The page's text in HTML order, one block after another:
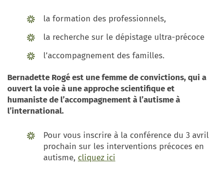
la formation des professionnels,
la recherche sur le dépistage ultra-précoce
l’accompagnement des familles.
Bernadette Rogé est une femme de convictions, qui a
ouvert la voie à une approche scientifique et
humaniste de l’accompagnement à l’autisme à
l’international.
Pour vous inscrire à la conférence du 3 avril
prochain sur les interventions précoces en
autisme, cliquez ici